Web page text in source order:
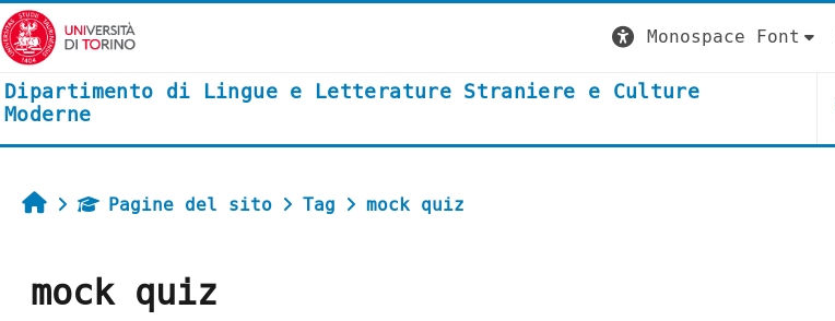
Vai al contenuto principale
Monospace Font
Dipartimento di Lingue e Letterature Straniere e Culture
Moderne
HomePagine del sito Tag mock quiz
mock quiz